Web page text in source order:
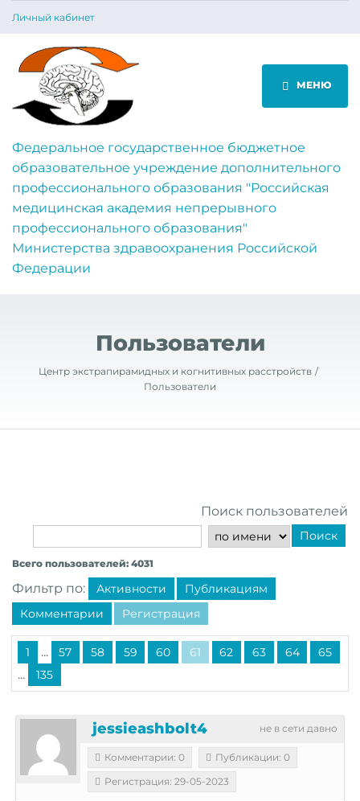
Личный кабинет
МЕНЮ
Федеральное государственное бюджетное
образовательное учреждение дополнительного
профессионального образования "Российская
медицинская академия непрерывного
профессионального образования"
Министерства здравоохранения Российской
Федерации
Пользователи
Центр экстрапирамидных и когнитивных расстройств
Пользователи
Поиск пользователей
Поиск
Всего пользователей: 4031
Фильтр по: Активности
Публикациям
Комментарии
Регистрация
1 ... 57 58 59 60 61 62 63 64 65
... 135
не в сети давно
jessieashbolt4
Комментарии: 0
Публикации: 0
Регистрация: 29-05-2023